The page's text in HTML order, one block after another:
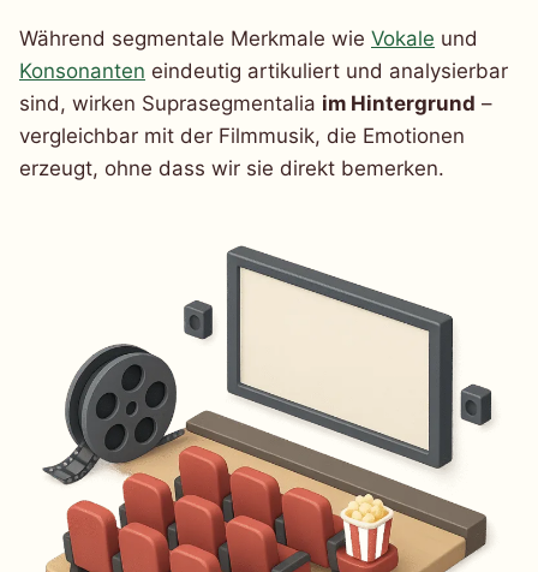
Während segmentale Merkmale wie Vokale und
Konsonanten eindeutig artikuliert und analysierbar
sind, wirken Suprasegmentalia im Hintergrund –
vergleichbar mit der Filmmusik, die Emotionen
erzeugt, ohne dass wir sie direkt bemerken.